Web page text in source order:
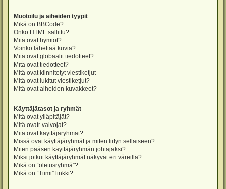
Muotoilu ja aiheiden tyypit
Mikä on BBCode?
Onko HTML sallittu?
Mitä ovat hymiöt?
Voinko lähettää kuvia?
Mitä ovat globaalit tiedotteet?
Mitä ovat tiedotteet?
Mitä ovat kiinnitetyt viestiketjut
Mitä ovat lukitut viestiketjut?
Mitä ovat aiheiden kuvakkeet?
Käyttäjätasot ja ryhmät
Mitä ovat ylläpitäjät?
Mitä ovatr valvojat?
Mitä ovat käyttäjäryhmät?
Missä ovat käyttäjäryhmät ja miten liityn sellaiseen?
Miten pääsen käyttäjäryhmän johtajaksi?
Miksi jotkut käyttäjäryhmät näkyvät eri väreillä?
Mikä on “oletusryhmä”?
Mikä on “Tiimi” linkki?